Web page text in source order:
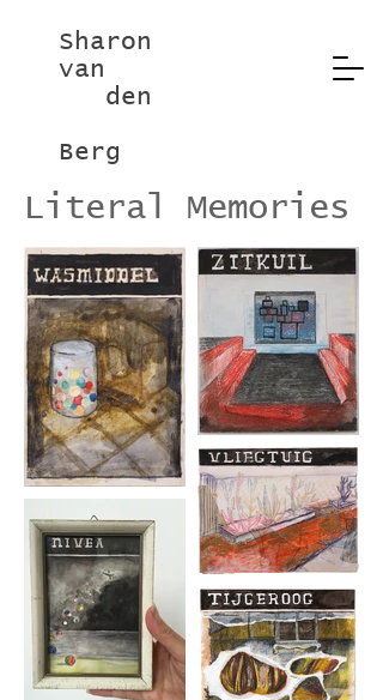
Sharon
van
den
Berg
Literal Memories